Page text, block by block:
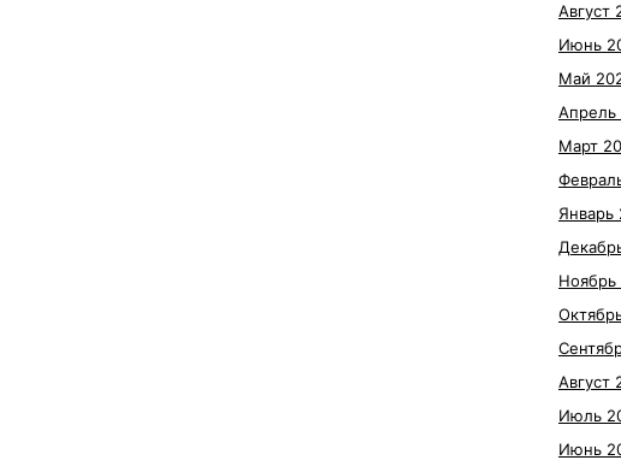
Август
Июнь
Май
Апрель
Март
Январь
Ноябрь
Август
Июль
Июнь